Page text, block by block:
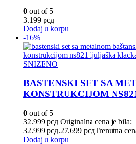
0 out of 5
3.199 рсд
Dodaj u korpu
-16%
SNIZENO
BASTENSKI SET SA
KONSTRUKCIJOM
0 out of 5
32.999рсд Originalna cena je bila:
32.999 рсд.27.699 рсдTrenutna
Dodaj u korpu